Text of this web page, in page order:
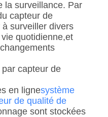
la surveillance. Par
capteur de
surveiller divers
quotidienne,et
capteur de
en lignesystème
de qualité de
sont stockées